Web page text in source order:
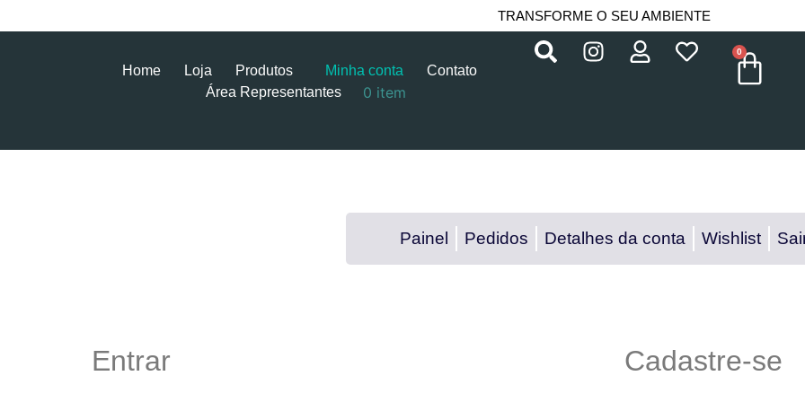
TRANSFORME O SEU AMBIENTE
Home Loja Produtos Minha conta
Contato
Área Representantes
0 item
0
Painel Pedidos Detalhes da conta Wishlist
Entrar Cadastre-se